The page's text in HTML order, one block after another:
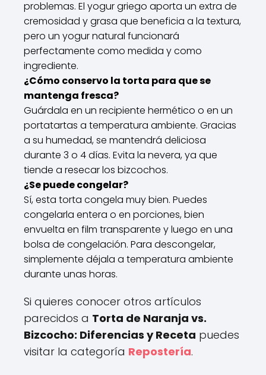
problemas. El yogur griego aporta un extra de
cremosidad y grasa que beneficia a la textura,
pero un yogur natural funcionará
perfectamente como medida y como
ingrediente.
¿Cómo conservo la torta para que se
mantenga fresca?
Guárdala en un recipiente hermético o en un
portatartas a temperatura ambiente. Gracias
a su humedad, se mantendrá deliciosa
durante 3 o 4 días. Evita la nevera, ya que
tiende a resecar los bizcochos.
¿Se puede congelar?
Sí, esta torta congela muy bien. Puedes
congelarla entera o en porciones, bien
envuelta en film transparente y luego en una
bolsa de congelación. Para descongelar,
simplemente déjala a temperatura ambiente
durante unas horas.
Si quieres conocer otros artículos
parecidos a Torta de Naranja vs.
Bizcocho: Diferencias y Receta puedes
visitar la categoría Repostería.